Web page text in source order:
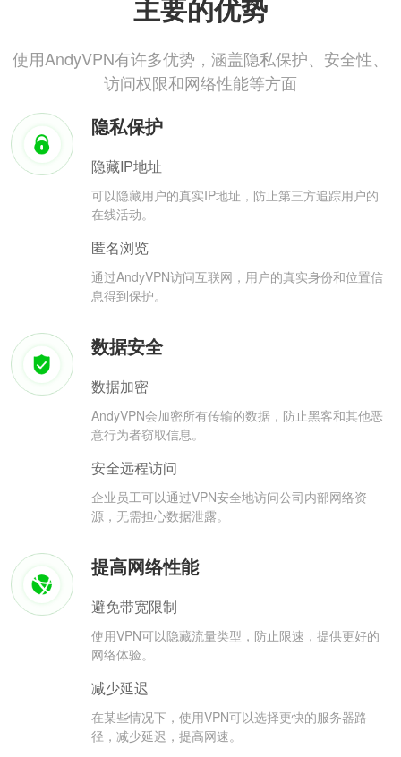
主要的优势
使用AndyVPN有许多优势，涵盖隐私保护、安全性、
访问权限和网络性能等方面
隐私保护
隐藏IP地址
可以隐藏用户的真实IP地址，防止第三方追踪用户的
在线活动。
匿名浏览
通过AndyVPN访问互联网，用户的真实身份和位置信
息得到保护。
数据安全
数据加密
AndyVPN会加密所有传输的数据，防止黑客和其他恶
意行为者窃取信息。
安全远程访问
企业员工可以通过VPN安全地访问公司内部网络资
源，无需担心数据泄露。
提高网络性能
避免带宽限制
使用VPN可以隐藏流量类型，防止限速，提供更好的
网络体验。
减少延迟
在某些情况下，使用VPN可以选择更快的服务器路
径，减少延迟，提高网速。